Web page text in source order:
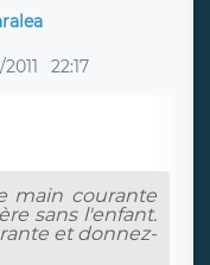
22:17
main courante
sans l'enfant.
et donnez-